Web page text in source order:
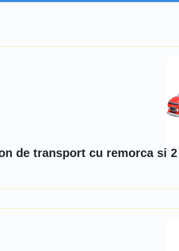
de transport cu remorca si